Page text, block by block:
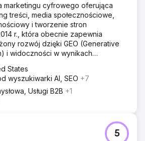
marketingu cyfrowego oferująca
treści, media społecznościowe,
i tworzenie stron
r., która obecnie zapewnia
rozwój dzięki GEO (Generative
i widoczności w wynikach
States
wyszukiwarki AI, SEO +7
Usługi B2B +1
5